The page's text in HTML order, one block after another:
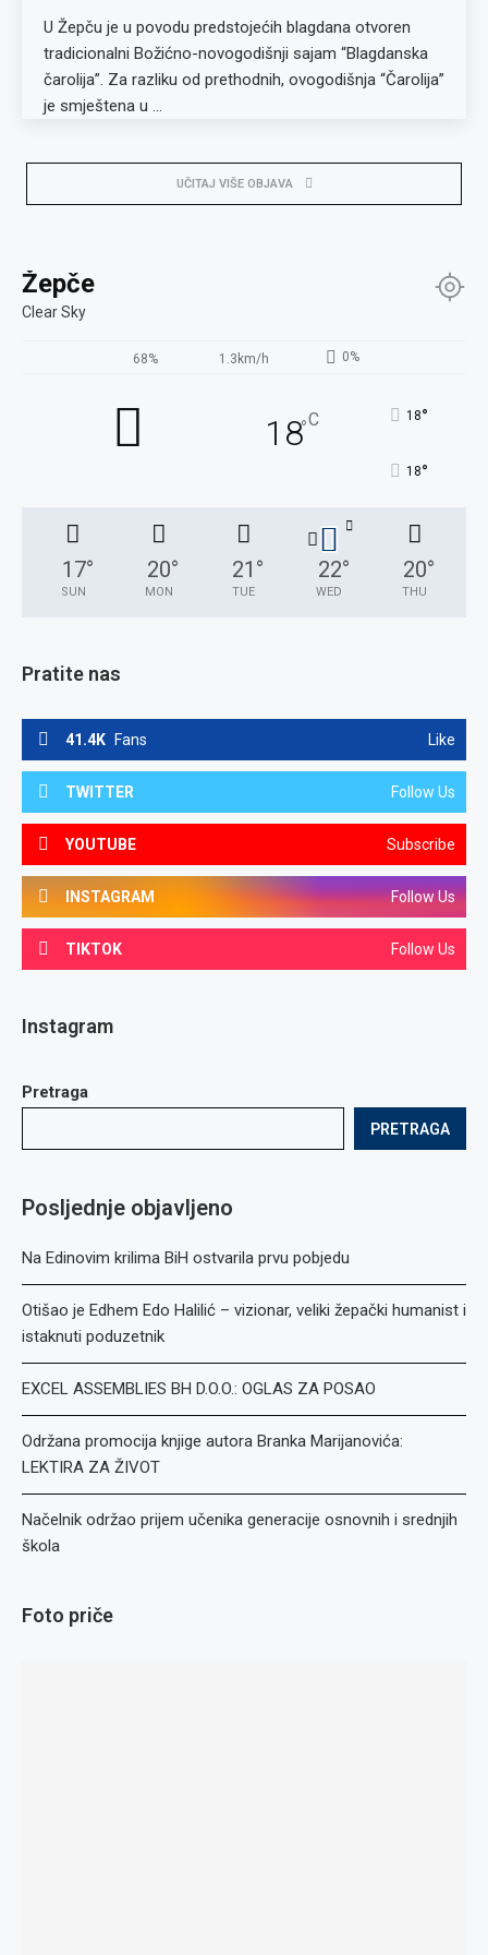
U Žepču je u povodu predstojećih blagdana otvoren
tradicionalni Božićno-novogodišnji sajam “Blagdanska
čarolija”. Za razliku od prethodnih, ovogodišnja “Čarolija”
je smještena u …
UČITAJ VIŠE OBJAVA
Žepče
Clear Sky
68% 1.3km/h 0%
18°C 18°
18°
17°
SUN
20°
MON
21 °
TUE
22°
WED
20°
THU
Pratite nas
41.4K Fans Like
TWITTER Follow Us
YOUTUBE Subscribe
INSTAGRAM Follow Us
TIKTOK Follow Us
Instagram
Pretraga
PRETRAGA
Posljednje objavljeno
Na Edinovim krilima BiH ostvarila prvu pobjedu
Otišao je Edhem Edo Halilić – vizionar, veliki žepački humanist i
istaknuti poduzetnik
EXCEL ASSEMBLIES BH D.O.O.: OGLAS ZA POSAO
Održana promocija knjige autora Branka Marijanovića:
LEKTIRA ZA ŽIVOT
Načelnik održao prijem učenika generacije osnovnih i srednjih
škola
Foto priče